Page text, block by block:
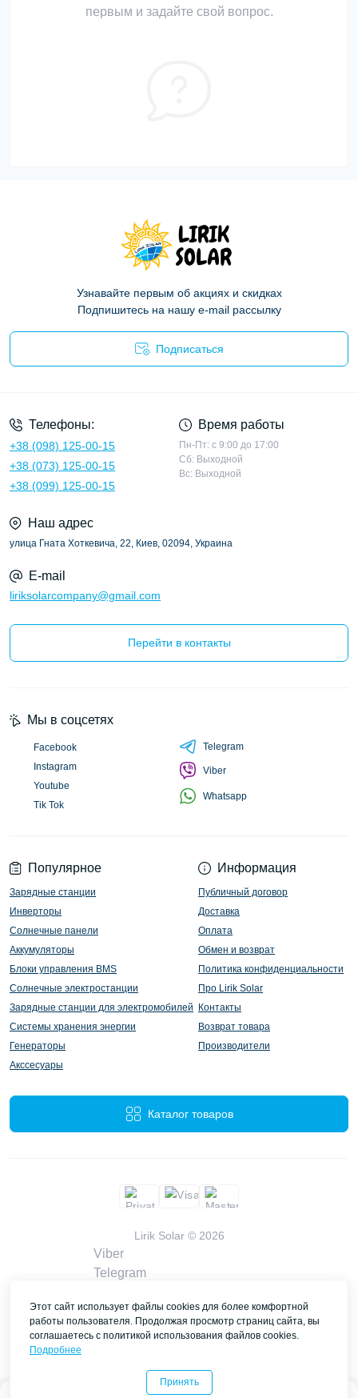
0
первым и задайте свой вопрос.
Узнавайте первым об акциях и скидках
Подпишитесь на нашу e-mail рассылку
Подписаться
Телефоны:
+38 (098) 125-00-15
+38 (073) 125-00-15
+38 (099) 125-00-15
Время работы
Пн-Пт: с 9:00 до 17:00
Сб: Выходной
Вс: Выходной
Наш адрес
улица Гната Хоткевича, 22, Киев, 02094, Украина
E-mail
liriksolarcompany@gmail.com
Перейти в контакты
Популярное
Зарядные станции
Инверторы
Солнечные панели
Аккумуляторы
Блоки управления BMS
Солнечные электростанции
Зарядные станции для электромобилей
Системы хранения энергии
Генераторы
Акссесуары
Информация
Публичный договор
Доставка
Оплата
Обмен и возврат
Политика конфиденциальности
Про Lirik Solar
Контакты
Возврат товара
Производители
Каталог товаров
Мы в соцсетях
Facebook
Instagram
Youtube
Tik Tok
Telegram
Viber
Whatsapp
Lirik Solar © 2026
Viber
Telegram
liriksolarcompany@gmail.com
Заказать звонок
Этот сайт использует файлы cookies для более комфортной
работы пользователя. Продолжая просмотр страниц сайта, вы
соглашаетесь с политикой использования файлов cookies.
Подробнее
Принять